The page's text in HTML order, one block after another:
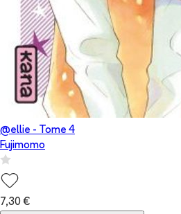
@ellie - Tome 4
Fujimomo
7,30 €